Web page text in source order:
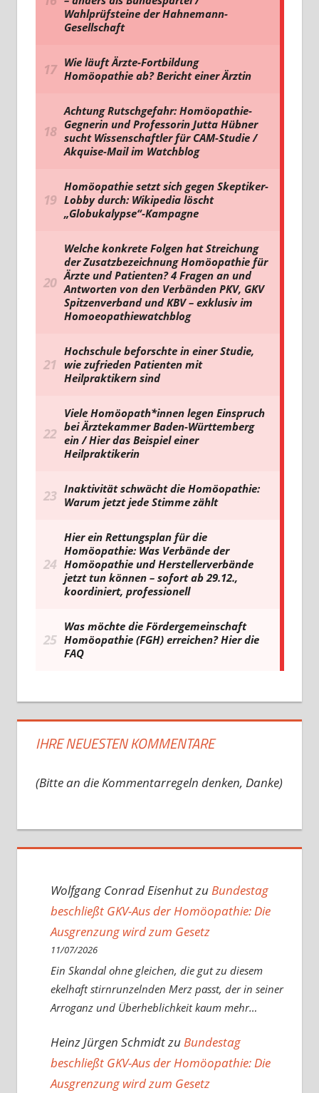
IHRE NEUESTEN KOMMENTARE
(Bitte an die Kommentarregeln denken, Danke)
Wolfgang Conrad EisenhutzuBundestag
beschließt GKV-Aus der Homöopathie: Die
Ausgrenzung wird zum Gesetz
11/07/2026
Ein Skandal ohne gleichen, die gut zu diesem
ekelhaft stirnrunzelnden Merz passt, der in seiner
Arroganz und Überheblichkeit kaum mehr…
Heinz Jürgen SchmidtzuBundestag
beschließt GKV-Aus der Homöopathie: Die
Ausgrenzung wird zum Gesetz